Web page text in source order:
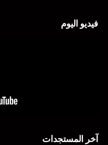
فيديو اليوم
آخر المستجدات